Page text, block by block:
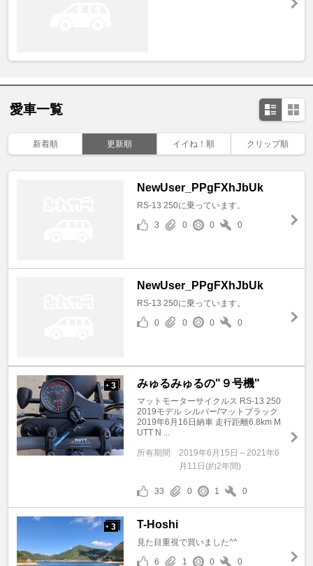
愛車一覧
新着順 更新順 イイね！順 クリップ順
NewUser_PPgFXhJbUk
RS-13 250に乗っています。
3
0 0 0
NewUser_PPgFXhJbUk
RS-13 250に乗っています。
0
0 0 0
+ 3 みゅるみゅるの"９号機"
マットモーターサイクルス RS-13 250
2019モデル シルバー/マットブラック
2019年6月16日納車 走行距離6.8km M
UTT N ...
所有期間
2019年6月15日～2021年6
月11日(約2年間)
33 0 1 0
+ 3 T-Hoshi
見た目重視で買いました^^
6
1 0 0